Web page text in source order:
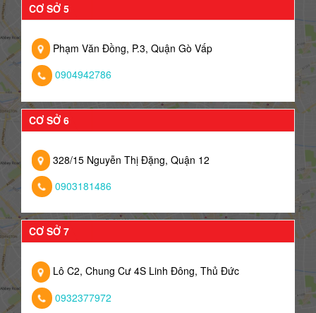
CƠ SỞ 5
Phạm Văn Đồng, P.3, Quận Gò Vấp
0904942786
CƠ SỞ 6
328/15 Nguyễn Thị Đặng, Quận 12
0903181486
CƠ SỞ 7
Lô C2, Chung Cư 4S Linh Đông, Thủ Đức
0932377972